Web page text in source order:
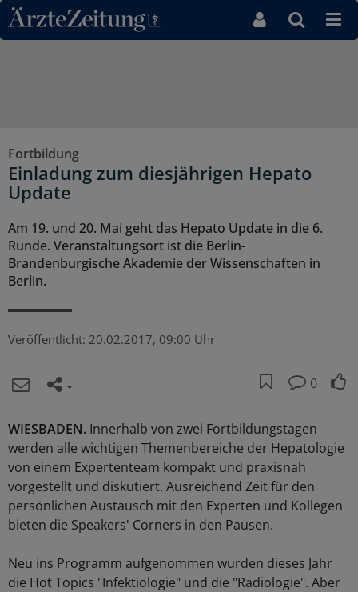
Direkt zum Inhaltsbereich
Fortbildung
Einladung zum diesjährigen Hepato
Update
Am 19. und 20. Mai geht das Hepato Update in die 6.
Runde. Veranstaltungsort ist die Berlin-
Brandenburgische Akademie der Wissenschaften in
Berlin.
Veröffentlicht: 20.02.2017, 09:00 Uhr
0
WIESBADEN. Innerhalb von zwei Fortbildungstagen
werden alle wichtigen Themenbereiche der Hepatologie
von einem Expertenteam kompakt und praxisnah
vorgestellt und diskutiert. Ausreichend Zeit für den
persönlichen Austausch mit den Experten und Kollegen
bieten die Speakers' Corners in den Pausen.
Neu ins Programm aufgenommen wurden dieses Jahr
die Hot Topics "Infektiologie" und die "Radiologie". Aber